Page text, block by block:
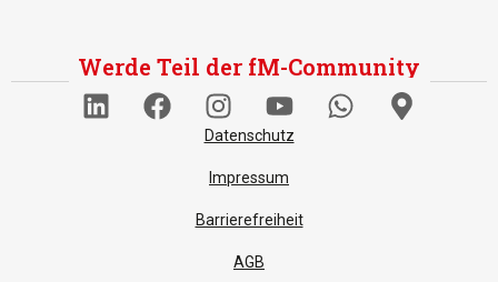
Werde Teil der fM-Community
Datenschutz
Impressum
Barrierefreiheit
AGB